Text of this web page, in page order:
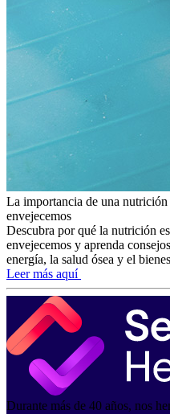
La importancia de una nutrición
envejecemos
Descubra por qué la nutrición
envejecemos y aprenda
energía, la salud ósea y el
Leer más aquí
Durante más de 40 años, nos